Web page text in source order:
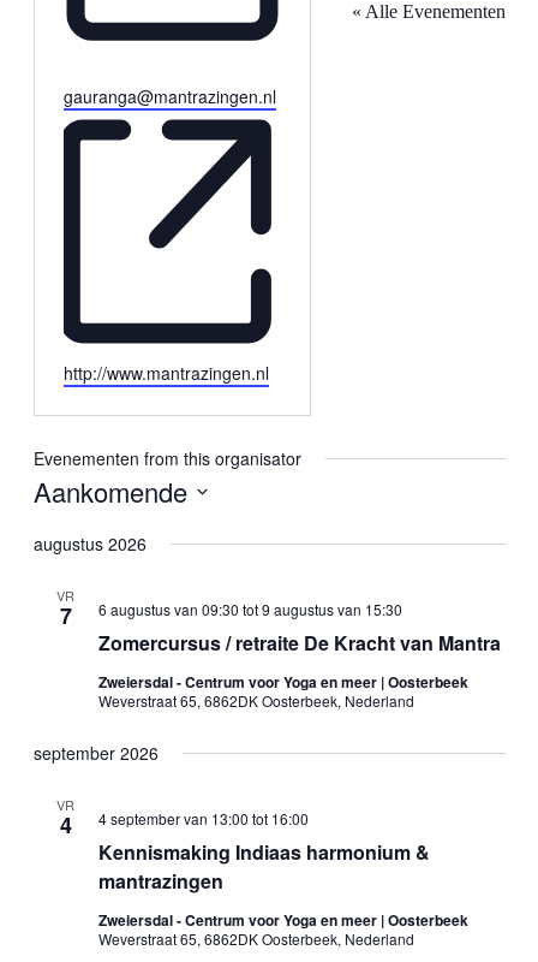
« Alle Evenementen
E-
mail
gauranga@mantrazingen.nl
Website
http://www.mantrazingen.nl
Evenementen from this organisator
Aankomende
een
augustus 2026
VR
7
Zomercursus / retraite De Kracht van Mantra
6 augustus van 09:30 tot9 augustus van 15:30
Zweiersdal - Centrum voor Yoga en meer | Oosterbeek
Weverstraat 65, 6862DK Oosterbeek, Nederland
september 2026
VR
4
Kennismaking Indiaas harmonium &
mantrazingen
4 september van 13:00 tot 16:00
Zweiersdal - Centrum voor Yoga en meer | Oosterbeek
Weverstraat 65, 6862DK Oosterbeek, Nederland